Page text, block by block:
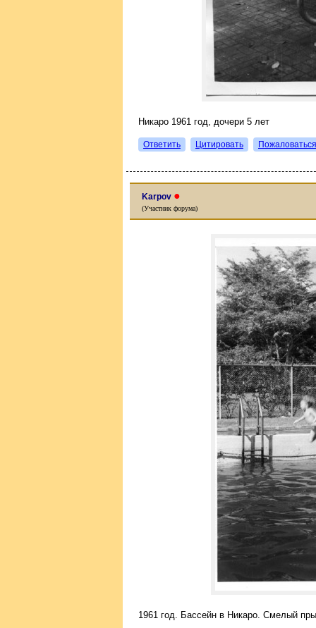
Никаро 1961 год, дочери 5 лет
Ответить Цитировать Пожаловаться
Karpov ●
(Участник форума)
1961 год. Бассейн в Никаро. Смелый